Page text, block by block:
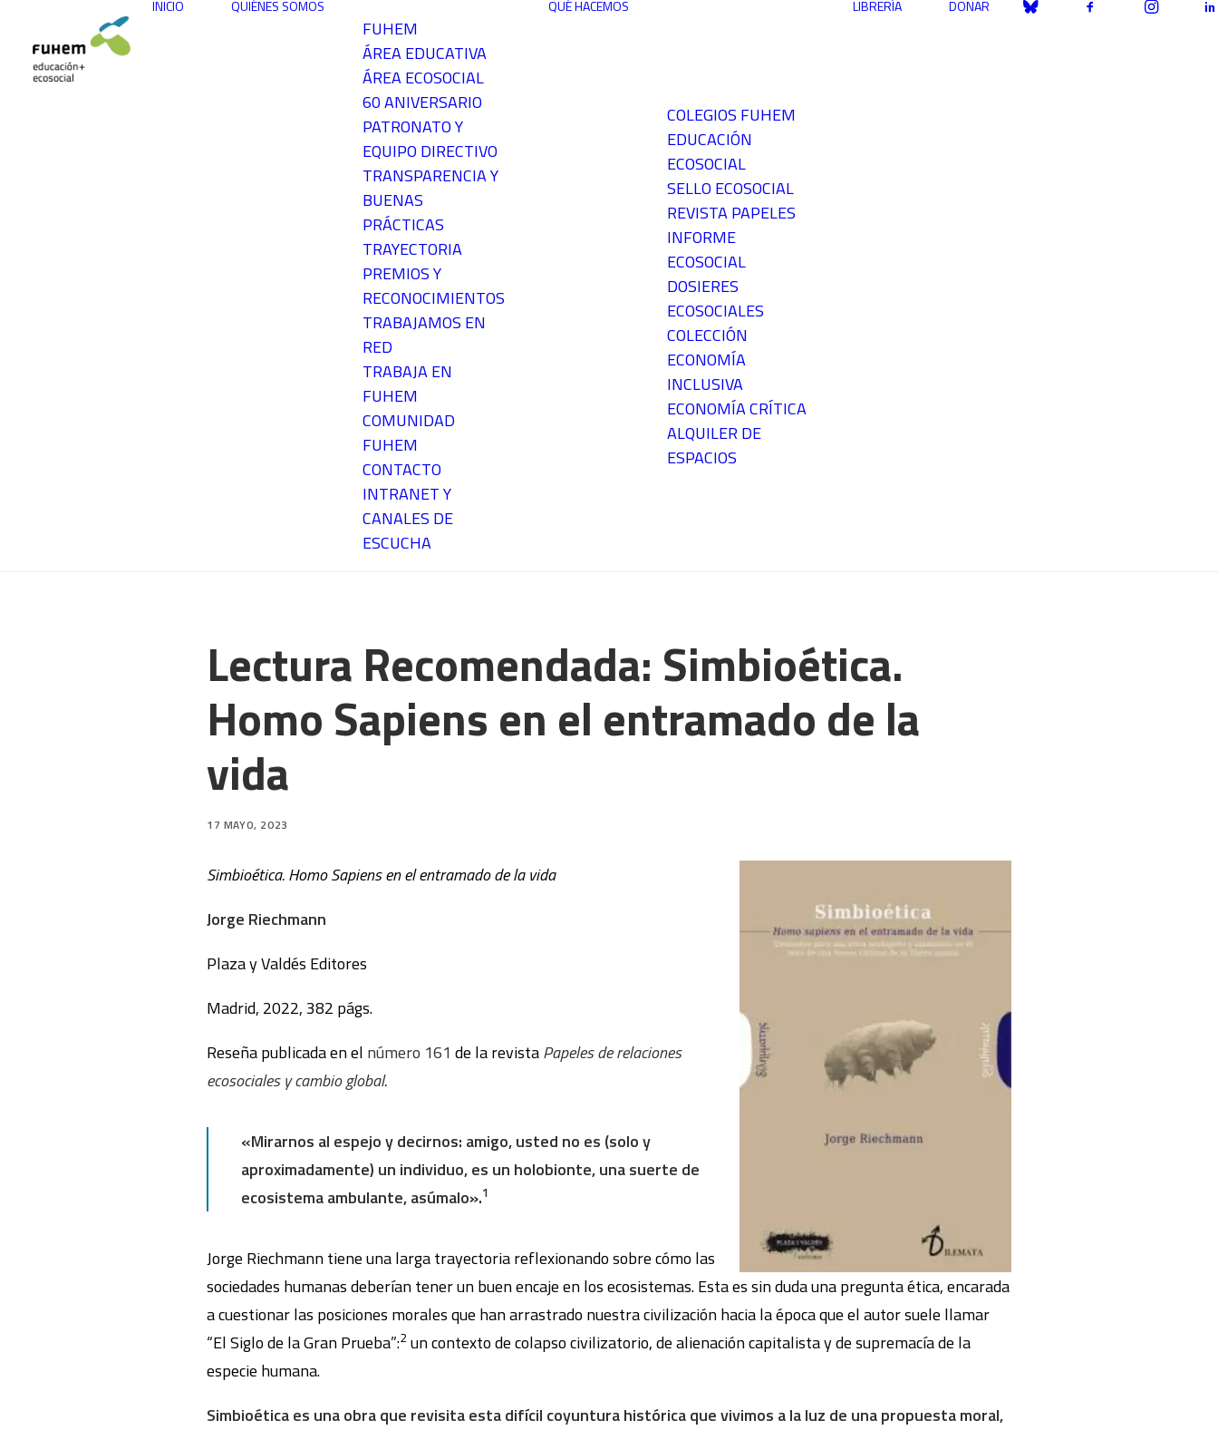
INICIO QUIÉNES SOMOS
FUHEM
ÁREA EDUCATIVA
ÁREA ECOSOCIAL
60 ANIVERSARIO
PATRONATO Y
EQUIPO DIRECTIVO
TRANSPARENCIA Y
BUENAS
PRÁCTICAS
TRAYECTORIA
PREMIOS Y
RECONOCIMIENTOS
TRABAJAMOS EN
RED
TRABAJA EN
FUHEM
COMUNIDAD
FUHEM
CONTACTO
INTRANET Y
CANALES DE
ESCUCHA
QUÉ HACEMOS
COLEGIOS FUHEM
EDUCACIÓN
ECOSOCIAL
SELLO ECOSOCIAL
REVISTA PAPELES
INFORME
ECOSOCIAL
DOSIERES
ECOSOCIALES
COLECCIÓN
ECONOMÍA
INCLUSIVA
ECONOMÍA CRÍTICA
ALQUILER DE
ESPACIOS
LIBRERÍA DONAR
Lectura Recomendada: Simbioética.
Homo Sapiens en el entramado de la
vida
17 MAYO, 2023
Simbioética. Homo Sapiens en el entramado de la vida
Jorge Riechmann
Plaza y Valdés Editores
Madrid, 2022, 382 págs.
Reseña publicada en el número 161 de la revistaPapeles de relaciones
ecosociales y cambio global.
«Mirarnos al espejo y decirnos: amigo, usted no es (solo y
aproximadamente) un individuo, es un holobionte, una suerte de
ecosistema ambulante, asúmalo».1
Jorge Riechmann tiene una larga trayectoria reflexionando sobre cómo las
sociedades humanas deberían tener un buen encaje en los ecosistemas. Esta es sin duda una pregunta ética, encarada
a cuestionar las posiciones morales que han arrastrado nuestra civilización hacia la época que el autor suele llamar
“El Siglo de la Gran Prueba”:2 un contexto de colapso civilizatorio, de alienación capitalista y de supremacía de la
especie humana.
Simbioética es una obra que revisita esta difícil coyuntura histórica que vivimos a la luz de una propuesta moral,